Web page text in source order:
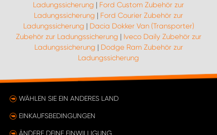
Ladungssicherung | Ford Custom Zubehör zur
Ladungssicherung | Ford Courier Zubehör zur
Ladungssicherung | Dacia Dokker Van (Transporter)
Zubehör zur Ladungssicherung | Iveco Daily Zubehör zur
Ladungssicherung | Dodge Ram Zubehör zur
Ladungssicherung
WÄHLEN SIE EIN ANDERES LAND
EINKAUFSBEDINGUNGEN
ÄNDERE DEINE EINWILLIGUNG